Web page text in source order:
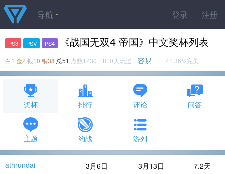
登录 注册
导航
PS3 PSV PS4 《战国无双4 帝国》中文奖杯列表
白1 金2 银10 铜38 总51 点数1230 810人玩过 容易 41.36%完美
奖杯 排行 评论 问答
主题 约战 游列
athrundai 3月6日 3月13日 7.2天